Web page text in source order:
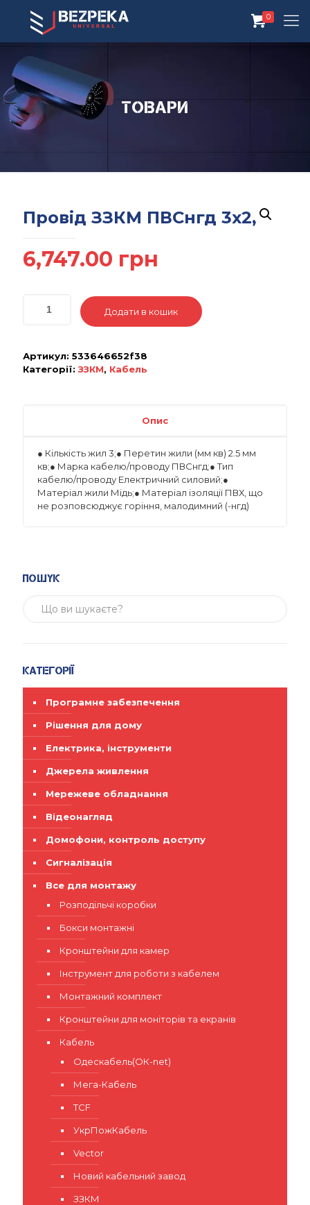
0
Товари
Провід ЗЗКМ ПВСнгд 3х2,5
6,747.00 грн
Додати в кошик
Артикул: 533646652f38
Категорії:ЗЗКМ, Кабель
Опис
● Кількість жил 3;● Перетин жили (мм кв) 2.5 мм
кв;● Марка кабелю/проводу ПВСнгд;● Тип
кабелю/проводу Електричний силовий;●
Матеріал жили Мідь;● Матеріал ізоляції ПВХ, що
не розповсюджує горіння, малодимний (-нгд)
Пошук
Категорії
Програмне забезпечення
Рішення для дому
Електрика, інструменти
Джерела живлення
Мережеве обладнання
Відеонагляд
Домофони, контроль доступу
Сигналізація
Все для монтажу
Розподільчі коробки
Бокси монтажні
Кронштейни для камер
Інструмент для роботи з кабелем
Монтажний комплект
Кронштейни для моніторів та екранів
Кабель
Одескабель(ОК-net)
Мега-Кабель
TCF
УкрПожКабель
Vector
Новий кабельний завод
ЗЗКМ